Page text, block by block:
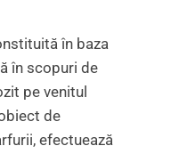
în baza
în scopuri de
pe venitul
de
efectuează